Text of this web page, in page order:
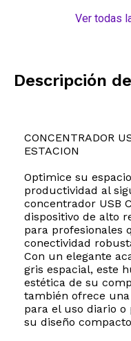
Ver todas
Descripción
CONCENTRADOR
ESTACION
Optimice su
productividad al
concentrador USB
dispositivo de alto
para profesionales
conectividad
Con un elegante
gris espacial, este
estética de su
también ofrece
para el uso diario o
su diseño